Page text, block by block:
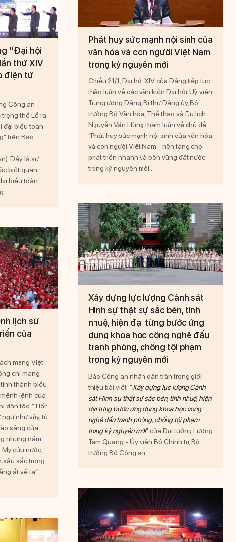
"Đại hội
thứ XIV
điện tử
Công an
thể Lễ ra
đại biểu toàn
trên Báo
Đây là sự
biệt quan
biểu toàn
lịch sử
của
mạng Việt
chỉ mang
thành biểu
lệnh của
dân tộc. “Tiến
như vậy, từ
sảng của
những năm
cứu nước,
sâu sắc trong
ắt về ta”
Phát huy sức mạnh nội sinh của
văn hóa và con người Việt Nam
trong kỷ nguyên mới
Chiều 21/1, Đại hội XIV của Đảng tiếp tục
thảo luận về các văn kiện Đại hội. Uỷ viên
Trung ương Đảng, Bí thư Đảng ủy, Bộ
trưởng Bộ Văn hóa, Thể thao và Du lịch
Nguyễn Văn Hùng tham luận về chủ đề
“Phát huy sức mạnh nội sinh của văn hóa
và con người Việt Nam - nền tảng cho
phát triển nhanh và bền vững đất nước
trong kỷ nguyên mới”.
Xây dựng lực lượng Cảnh sát
Hình sự thật sự sắc bén, tinh
nhuệ, hiện đại từng bước ứng
dụng khoa học công nghệ đấu
tranh phòng, chống tội phạm
trong kỷ nguyên mới
Báo Công an nhân dân trân trọng giới
thiệu bài viết "Xây dựng lực lượng Cảnh
sát Hình sự thật sự sắc bén, tinh nhuệ, hiện
đại từng bước ứng dụng khoa học công
nghệ đấu tranh phòng, chống tội phạm
trong kỷ nguyên mới" của Đại tướng Lương
Tam Quang - Ủy viên Bộ Chính trị, Bộ
trưởng Bộ Công an.